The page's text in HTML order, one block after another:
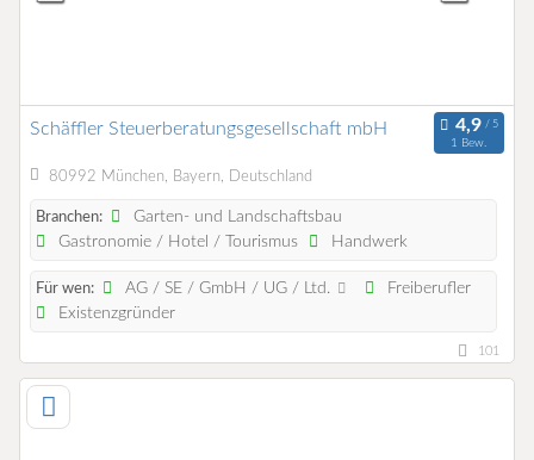
Schäffler Steuerberatungsgesellschaft mbH
1 Bew.
80992 München, Bayern, Deutschland
Branchen:
Garten- und Landschaftsbau
Gastronomie / Hotel / Tourismus
Handwerk
Für wen: AG / SE / GmbH / UG / Ltd.
Freiberufler
Existenzgründer
101